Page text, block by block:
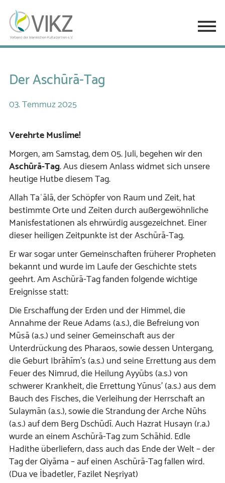
Der Aschūrā-Tag
03.Temmuz2025
Verehrte Muslime!
Morgen, am Samstag, dem 05. Juli, begehen wir den
Aschūrā-Tag. Aus diesem Anlass widmet sich unsere
heutige Hutbe diesem Tag.
Allah Taʿālā, der Schöpfer von Raum und Zeit, hat
bestimmte Orte und Zeiten durch außergewöhnliche
Manisfestationen als ehrwürdig ausgezeichnet. Einer
dieser heiligen Zeitpunkte ist der Aschūrā-Tag.
Er war sogar unter Gemeinschaften früherer Propheten
bekannt und wurde im Laufe der Geschichte stets
geehrt. Am Aschūrā-Tag fanden folgende wichtige
Ereignisse statt:
Die Erschaffung der Erden und der Himmel, die
Annahme der Reue Adams (a.s.), die Befreiung von
Mūsā (a.s.) und seiner Gemeinschaft aus der
Unterdrückung des Pharaos, sowie dessen Untergang,
die Geburt Ibrāhīm’s (a.s.) und seine Errettung aus dem
Feuer des Nimrud, die Heilung Ayyūbs (a.s.) von
schwerer Krankheit, die Errettung Yūnus’ (a.s.) aus dem
Bauch des Fisches, die Verleihung der Herrschaft an
Sulaymān (a.s.), sowie die Strandung der Arche Nūhs
(a.s.) auf dem Berg Dschūdī. Auch Hazrat Husayn (r.a.)
wurde an einem Aschūrā-Tag zum Schāhid. Edle
Hadithe überliefern, dass auch das Ende der Welt – der
Tag der Qiyāma – auf einen Aschūrā-Tag fallen wird.
(Dua ve İbadetler, Fazilet Neşriyat)